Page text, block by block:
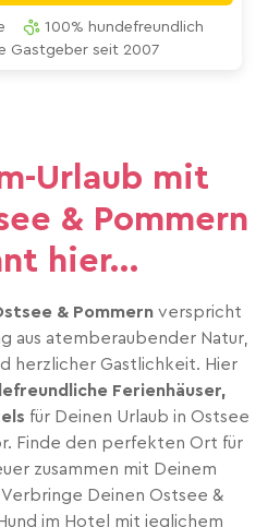
100% hundefreundlich
Gastgeber seit 2007
Urlaub mit
& Pommern
hier...
& Pommern verspricht
aus atemberaubender Natur,
herzlicher Gastlichkeit. Hier
Ferienhäuser,
für Deinen Urlaub in Ostsee
Finde den perfekten Ort für
zusammen mit Deinem
Deinen Ostsee &
im Hotel mit jeglichem